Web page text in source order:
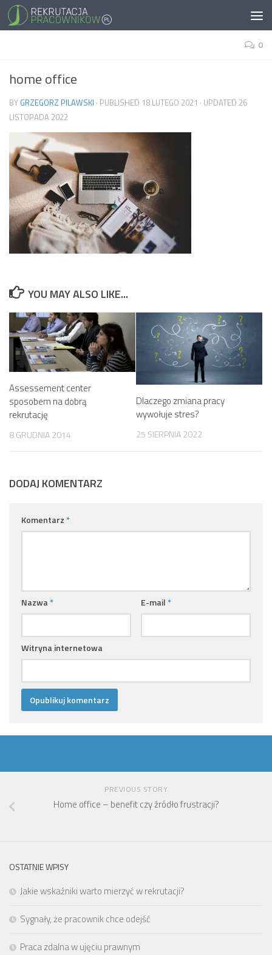
0
home office
BY GRZEGORZ PILAWSKI · PUBLISHED 18 LUTEGO 2021 · UPDATED 26
LISTOPADA 2022
YOU MAY ALSO LIKE...
Assessement center
sposobem na dobrą
rekrutację
8 GRUDNIA 2014
Dlaczego zmiana pracy
wywołuje stres?
25 SIERPNIA 2022
DODAJ KOMENTARZ
Komentarz *
Nazwa * E-mail *
Witryna internetowa
PREVIOUS STORY
Home office – benefit czy źródło frustracji?
OSTATNIE WPISY
Jakie wskaźniki warto mierzyć w rekrutacji?
Sygnały, że pracownik chce odejść
Praca zdalna w ujęciu prawnym